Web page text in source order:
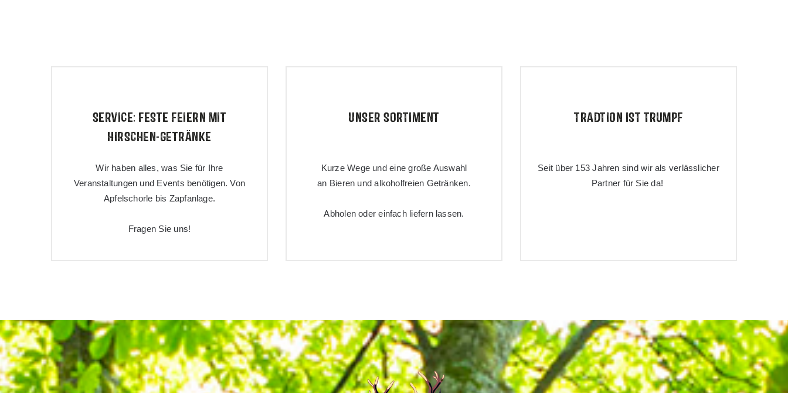
SERVICE: FESTE FEIERN MIT
HIRSCHEN-GETRÄNKE
Wir haben alles, was Sie für Ihre
Veranstaltungen und Events benötigen. Von
Apfelschorle bis Zapfanlage.
Fragen Sie uns!
UNSER SORTIMENT
Kurze Wege und eine große Auswahl
an Bieren und alkoholfreien Getränken.
Abholen oder einfach liefern lassen.
TRADTION IST TRUMPF
Seit über 153 Jahren sind wir als verlässlicher
Partner für Sie da!